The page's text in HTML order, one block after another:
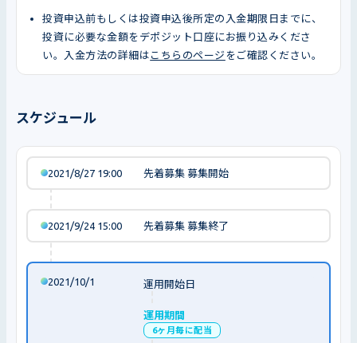
投資申込前もしくは投資申込後所定の入金期限日までに、
投資に必要な金額をデポジット口座にお振り込みくださ
い。入金方法の詳細は こちらのページ をご確認ください。
スケジュール
2021/8/27 19:00 先着募集 募集開始
2021/9/24 15:00 先着募集 募集終了
2021/10/1 運用開始日
運用期間
6ヶ月毎に配当